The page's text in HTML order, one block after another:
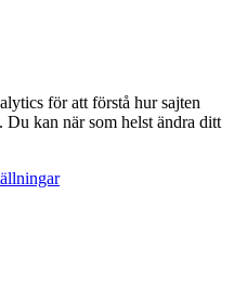
för att förstå hur sajten
kan när som helst ändra ditt